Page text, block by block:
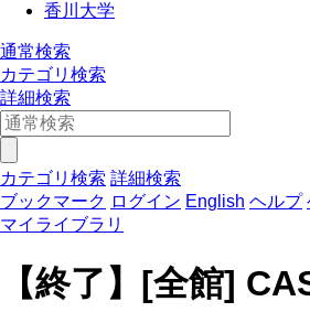
香川大学
通常検索
カテゴリ検索
詳細検索
カテゴリ検索 詳細検索
ブックマーク ログイン English ヘルプ
マイライブラリ
【終了】[全館]